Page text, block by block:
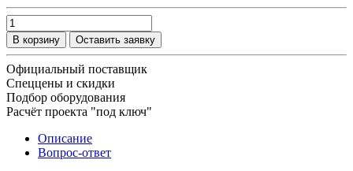
В корзину Оставить заявку
Официальный поставщик
Спеццены и скидки
Подбор оборудования
Расчёт проекта "под ключ"
Описание
Вопрос-ответ